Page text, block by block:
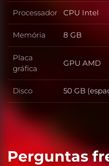
Processador Processador
CPU Intel
Memória Memória
8 GB
Placa
gráfica
Placa gráfica
GPU AMD
Disco Disco
50 GB
Perguntas